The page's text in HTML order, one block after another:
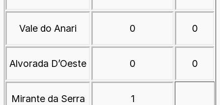
Vale do Anari 0 0
Alvorada D’Oeste 0 0
Mirante da Serra 1